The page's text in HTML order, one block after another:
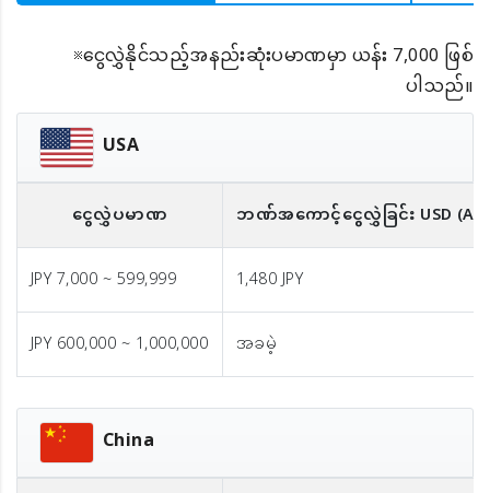
※ငွေလွှဲနိုင်သည့်အနည်းဆုံးပမာဏမှာ ယန်း 7,000 ဖြစ်
ပါသည်။
USA
ငွေလွှဲပမာဏ ဘဏ်အကောင့်ငွေလွှဲခြင်းUSD
JPY 7,000 ~ 599,999
1,480 JPY
JPY 600,000 ~ 1,000,000
အခမဲ့
China